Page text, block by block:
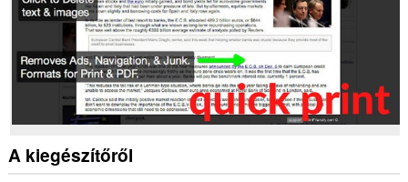
A kiegészítőről